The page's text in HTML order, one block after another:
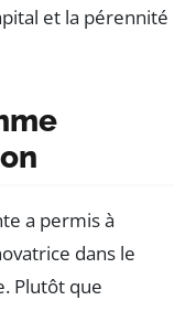
et la pérennité
a permis à
dans le
Plutôt que